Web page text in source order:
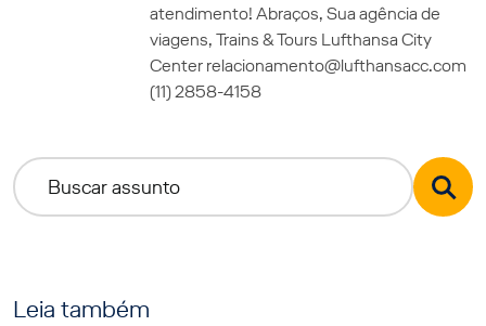
atendimento! Abraços, Sua agência de
viagens, Trains & Tours Lufthansa City
Center relacionamento@lufthansacc.com
(11) 2858-4158
Leia também